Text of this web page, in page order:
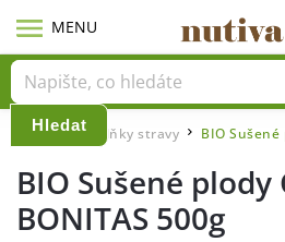
Hledat
Domů / Doplňky stravy / BIO Sušené
BIO Sušené plody
BONITAS 500g